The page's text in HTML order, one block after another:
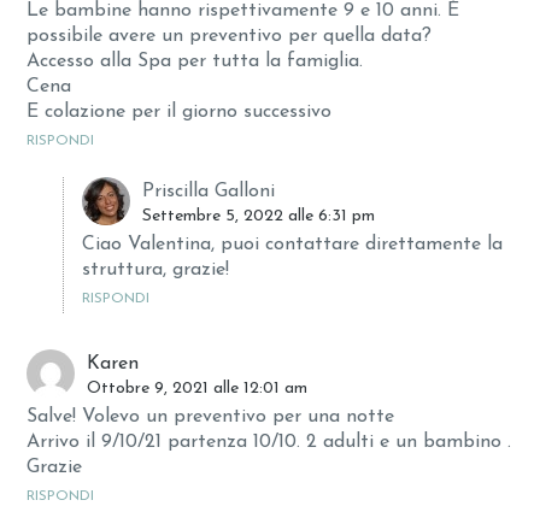
Le bambine hanno rispettivamente 9 e 10 anni. È
possibile avere un preventivo per quella data?
Accesso alla Spa per tutta la famiglia.
Cena
E colazione per il giorno successivo
RISPONDI
Priscilla Galloni
Settembre 5, 2022 alle 6:31 pm
Ciao Valentina, puoi contattare direttamente la
struttura, grazie!
RISPONDI
Karen
Ottobre 9, 2021 alle 12:01 am
Salve! Volevo un preventivo per una notte
Arrivo il 9/10/21 partenza 10/10. 2 adulti e un bambino .
Grazie
RISPONDI